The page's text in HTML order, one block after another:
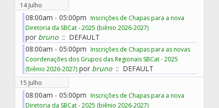
14 Julho
08:00am - 05:00pm Inscrições de Chapas para a nova
Diretoria da SBCat - 2025 (biênio 2026-2027)
por bruno:: DEFAULT
08:00am - 05:00pm Inscrições de Chapas para as novas
Coordenações dos Grupos das Regionais SBCat - 2025
(biênio 2026-2027) por bruno:: DEFAULT
15 Julho
08:00am - 05:00pm Inscrições de Chapas para a nova
Diretoria da SBCat - 2025 (biênio 2026-2027)